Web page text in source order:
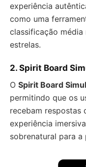
experiência
como uma
classificação
estrelas.
2. Spirit Board
O Spirit Board
permitindo que os
recebam respostas
experiência
sobrenatural para a